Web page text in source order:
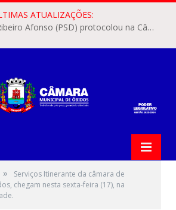
ATUALIZAÇÕES:
O vereador Rylder Ribeiro Afonso (PSD) protocolou na Câmara Municipal de Óbidos o Requerimento nº 346/2026.
»
Serviços Itinerante da câmara de
chegam nesta sexta-feira (17), na